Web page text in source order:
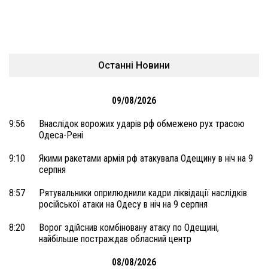
Останні Новини
09/08/2026
9:56
Внаслідок ворожих ударів рф обмежено рух трасою
Одеса-Рені
9:10
Якими ракетами армія рф атакувала Одещину в ніч на 9
серпня
8:57
Рятувальники оприлюднили кадри ліквідації наслідків
російської атаки на Одесу в ніч на 9 серпня
8:20
Ворог здійснив комбіновану атаку по Одещині,
найбільше постраждав обласний центр
08/08/2026